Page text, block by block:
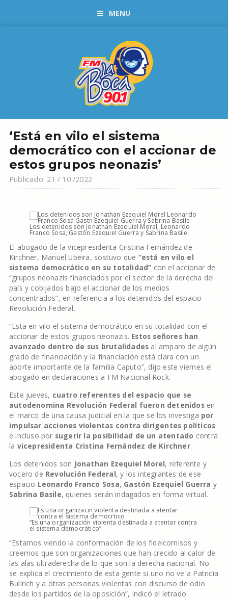
MENU
‘Está en vilo el sistema
democrático con el accionar de
estos grupos neonazis’
Publicado: 21 / 10 /2022
Los detenidos son Jonathan Ezequiel Morel, Leonardo
Franco Sosa, Gastón Ezequiel Guerra y Sabrina Basile.
El abogado de la vicepresidenta Cristina Fernández de
Kirchner, Manuel Ubeira, sostuvo que “está en vilo el
sistema democrático en su totalidad” con el accionar de
“grupos neonazis financiados por el sector de la derecha del
país y cobijados bajo el accionar de los medios
concentrados”, en referencia a los detenidos del espacio
Revolución Federal.
“Esta en vilo el sistema democrático en su totalidad con el
accionar de estos grupos neonazis. Estos señores han
avanzado dentro de sus brutalidades al amparo de algún
grado de financiación y la financiación está clara con un
aporte importante de la familia Caputo”, dijo este viernes el
abogado en declaraciones a FM Nacional Rock.
Este jueves, cuatro referentes del espacio que se
autodenomina Revolución Federal fueron detenidosen
el marco de una causa judicial en la que se los investiga por
impulsar acciones violentas contra dirigentes políticos
e incluso por sugerir la posibilidad de un atentado contra
la vicepresidenta Cristina Fernández de Kirchner.
Los detenidos son Jonathan Ezequiel Morel, referente y
vocero de Revolución Federal, y los integrantes de ese
espacio Leonardo Franco Sosa, Gastón Ezequiel Guerra y
Sabrina Basile, quienes serán indagados en forma virtual.
“Es una organización violenta destinada a atentar contra
el sistema democrático”
“Estamos viendo la conformación de los fideicomisos y
creemos que son organizaciones que han crecido al calor de
las alas ultraderecha de lo que son la derecha nacional. No
se explica el crecimiento de esta gente si uno no ve a Patricia
Bullrich y a otras personas violentas con discurso de odio
desde los partidos de la oposición”, indicó el letrado.